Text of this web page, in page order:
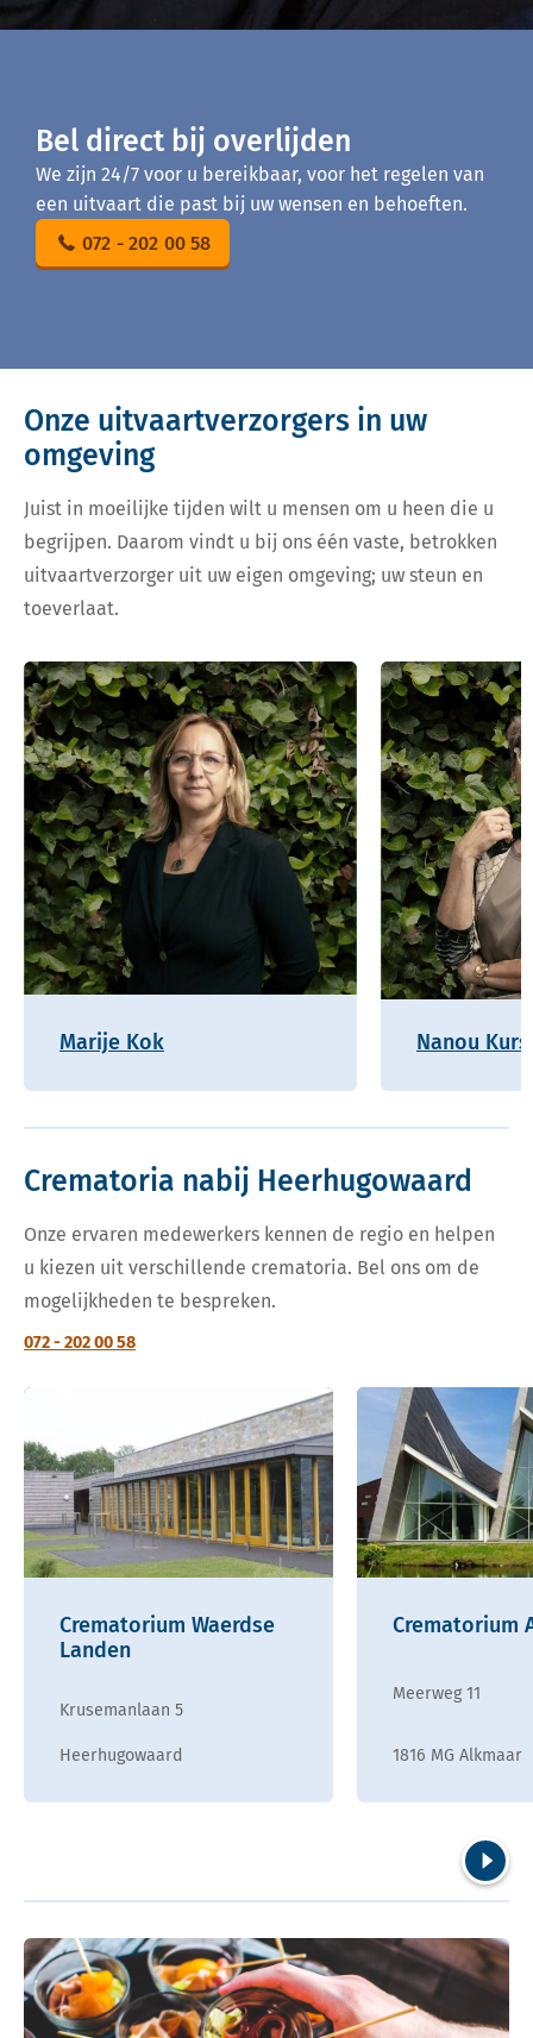
Bel direct bij overlijden
We zijn 24/7 voor u bereikbaar, voor het regelen van
een uitvaart die past bij uw wensen en behoeften.
072 - 202 00 58
Onze uitvaartverzorgers in uw
omgeving
Juist in moeilijke tijden wilt u mensen om u heen die u
begrijpen. Daarom vindt u bij ons één vaste, betrokken
uitvaartverzorger uit uw eigen omgeving; uw steun en
toeverlaat.
Marije Kok Nanou
Crematoria nabij Heerhugowaard
Onze ervaren medewerkers kennen de regio en helpen
u kiezen uit verschillende crematoria. Bel ons om de
mogelijkheden te bespreken.
072 - 202 00 58
Crematorium Waerdse
Landen
Krusemanlaan 5
Heerhugowaard
Crematorium
Meerweg 11
1816 MG Alkmaar